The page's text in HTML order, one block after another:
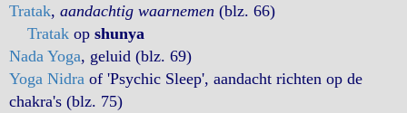
Tratak, aandachtig waarnemen (blz. 66)
Tratak op shunya
Nada Yoga, geluid (blz. 69)
Yoga Nidra of 'Psychic Sleep', aandacht richten op de
chakra's (blz. 75)